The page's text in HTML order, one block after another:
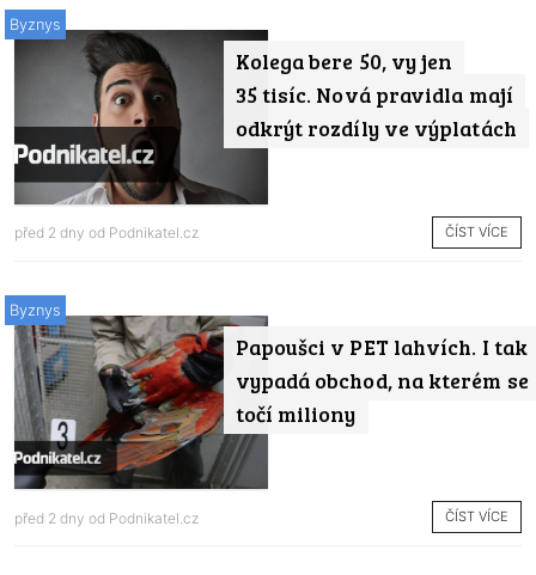
Kolega bere 50, vy jen
35 tisíc. Nová pravidla mají
odkrýt rozdíly ve výplatách
Byznys
před 2 dny od Podnikatel.cz ČÍST VÍCE
Papoušci v PET lahvích. I tak
vypadá obchod, na kterém se
točí miliony
Byznys
před 2 dny od Podnikatel.cz ČÍST VÍCE